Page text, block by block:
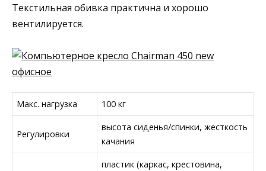
Текстильная обивка практична и хорошо
вентилируется.
Макс. нагрузка 100 кг
Регулировки
высота сиденья/спинки, жесткость
качания
пластик (каркас, крестовина,